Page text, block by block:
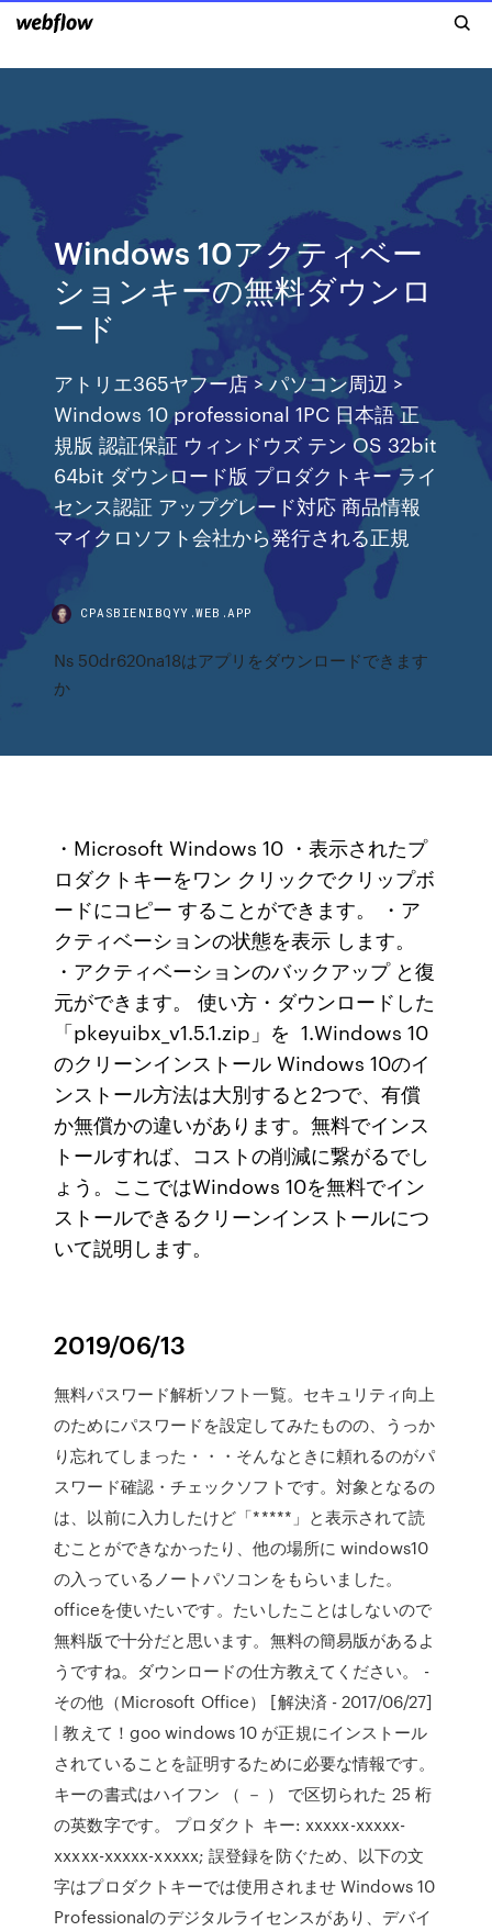
Windows 10アクティベー
ションキーの無料ダウンロ
ード
アトリエ365ヤフー店 > パソコン周辺 >
Windows 10 professional 1PC 日本語 正
規版 認証保証 ウィンドウズ テン OS 32bit
64bit ダウンロード版 プロダクトキー ライ
センス認証 アップグレード対応 商品情報
マイクロソフト会社から発行される正規
CPASBIENIBQYY.WEB.APP
Ns 50dr620na18はアプリをダウンロードできます
か
・Microsoft Windows 10 ・表示されたプ
ロダクトキーをワン クリックでクリップボ
ードにコピー することができます。 ・ア
クティベーションの状態を表示 します。
・アクティベーションのバックアップ と復
元ができます。 使い方・ダウンロードした
「pkeyuibx_v1.5.1.zip」を 1.Windows 10
のクリーンインストール Windows 10のイ
ンストール方法は大別すると2つで、有償
か無償かの違いがあります。無料でインス
トールすれば、コストの削減に繋がるでし
ょう。ここではWindows 10を無料でイン
ストールできるクリーンインストールにつ
いて説明します。
2019/06/13
無料パスワード解析ソフト一覧。セキュリティ向上
のためにパスワードを設定してみたものの、うっか
り忘れてしまった・・・そんなときに頼れるのがパ
スワード確認・チェックソフトです。対象となるの
は、以前に入力したけど「*****」と表示されて読
むことができなかったり、他の場所に windows10
の入っているノートパソコンをもらいました。
officeを使いたいです。たいしたことはしないので
無料版で十分だと思います。無料の簡易版があるよ
うですね。ダウンロードの仕方教えてください。 -
その他（Microsoft Office） [解決済 - 2017/06/27]
| 教えて！goo windows 10 が正規にインストール
されていることを証明するために必要な情報です。
キーの書式はハイフン （ － ） で区切られた 25 桁
の英数字です。 プロダクト キー: xxxxx-xxxxx-
xxxxx-xxxxx-xxxxx; 誤登録を防ぐため、以下の文
字はプロダクトキーでは使用されませ Windows 10
Professionalのデジタルライセンスがあり、デバイ